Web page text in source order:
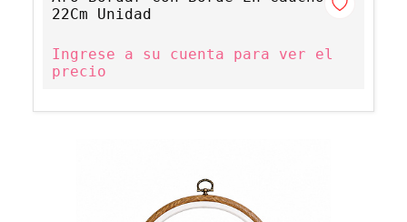
22Cm Unidad
Ingrese a su cuenta para ver el
precio